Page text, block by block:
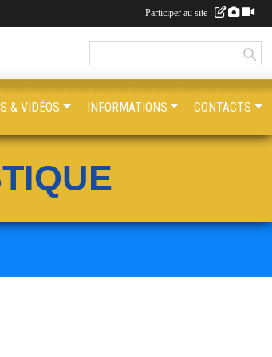
& VIDÉOS INFORMATIONS CONTACTS
Participer au site :